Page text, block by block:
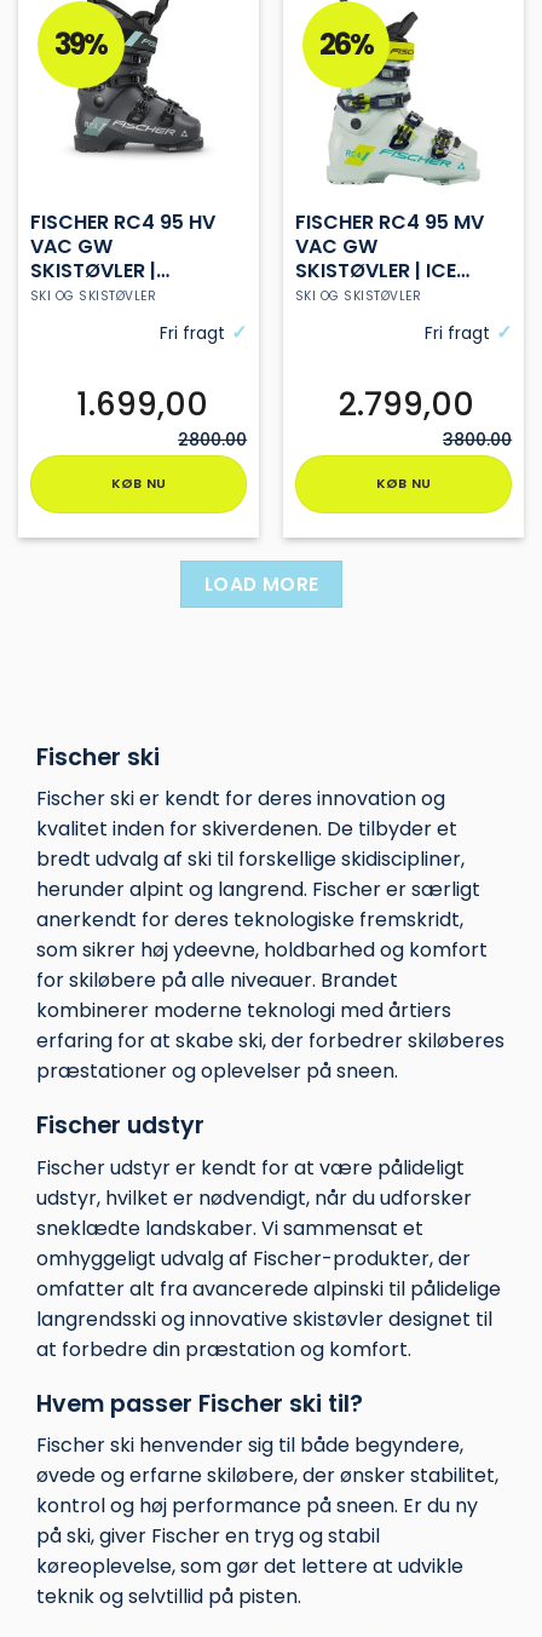
varianter.
Mulighederne
kan
vælges
på
varesiden
varianter.
Mulighederne
kan
vælges
på
varesiden
39%
SKI OG SKISTØVLER
FISCHER RC4 95 HV
VAC GW
SKISTØVLER |
GRANITE | DAME
Fri fragt
KØB NU
vare
varesiden
2800.00
1.699,00
26%
SKI OG SKISTØVLER
FISCHER RC4 95 MV
VAC GW
SKISTØVLER | ICE
GREY | DAME
Fri fragt
KØB NU
vare
3800.00
2.799,00
LOAD MORE
Fischer ski
Fischer ski er kendt for deres innovation og
kvalitet inden for skiverdenen. De tilbyder et
bredt udvalg af ski til forskellige skidiscipliner,
herunder alpint og langrend. Fischer er særligt
anerkendt for deres teknologiske fremskridt,
som sikrer høj ydeevne, holdbarhed og komfort
for skiløbere på alle niveauer. Brandet
kombinerer moderne teknologi med årtiers
erfaring for at skabe ski, der forbedrer skiløberes
præstationer og oplevelser på sneen.
Fischer udstyr
Fischer udstyr er kendt for at være pålideligt
udstyr, hvilket er nødvendigt, når du udforsker
sneklædte landskaber. Vi sammensat et
omhyggeligt udvalg af Fischer-produkter, der
omfatter alt fra avancerede alpinski til pålidelige
langrendsski og innovative skistøvler designet til
at forbedre din præstation og komfort.
Hvem passer Fischer ski til?
Fischer ski henvender sig til både begyndere,
øvede og erfarne skiløbere, der ønsker stabilitet,
kontrol og høj performance på sneen. Er du ny
på ski, giver Fischer en tryg og stabil
køreoplevelse, som gør det lettere at udvikle
teknik og selvtillid på pisten.